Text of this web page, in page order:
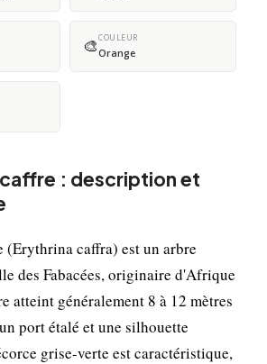
🎨COULEUR
Orange
: description et
caffra) est un arbre
des Fabacées, originaire d'Afrique
atteint généralement 8 à 12 mètres
port étalé et une silhouette
grise-verte est caractéristique,